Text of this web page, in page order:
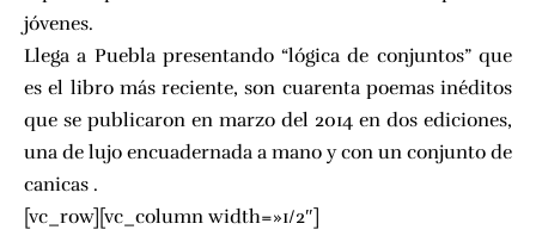
jóvenes.
Llega a Puebla presentando “lógica de conjuntos” que
es el libro más reciente, son cuarenta poemas inéditos
que se publicaron en marzo del 2014 en dos ediciones,
una de lujo encuadernada a mano y con un conjunto de
canicas .
[vc_row][vc_column width=»1/2″]